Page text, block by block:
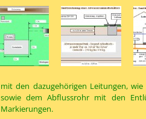
mit den dazugehörigen Leitungen,
sowie dem Abflussrohr mit den
Markierungen.